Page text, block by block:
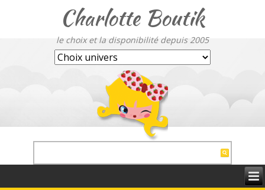
Charlotte Boutik
le choix et la disponibilité depuis 2005